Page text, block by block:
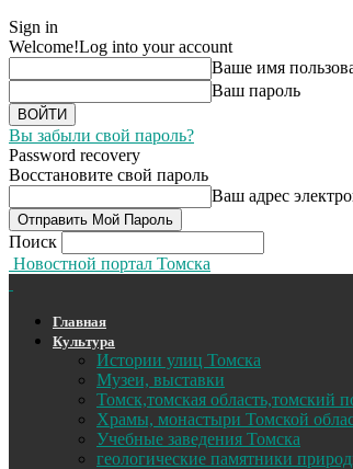
Sign in
Welcome!Log into your account
Ваше имя
Ваш пароль
Вы забыли свой пароль?
Password recovery
Восстановите свой пароль
Ваш адрес
Поиск
Новостной портал Томска
Главная
Культура
Истории улиц Томска
Музеи, выставки
Томск,томская область,томский
Храмы, монастыри Томской
Учебные заведения Томска
геологические памятники